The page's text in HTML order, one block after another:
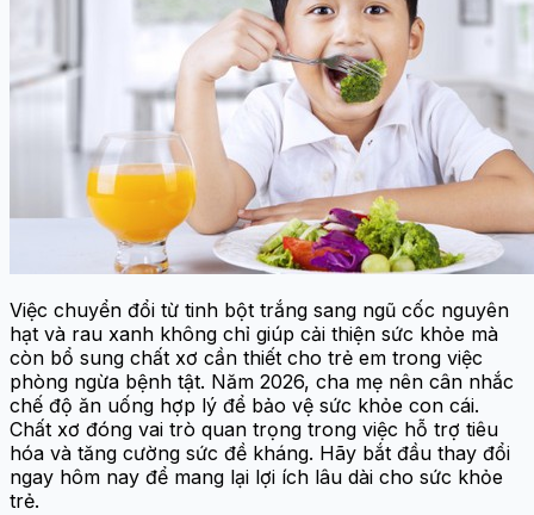
Việc chuyển đổi từ tinh bột trắng sang ngũ cốc nguyên
hạt và rau xanh không chỉ giúp cải thiện sức khỏe mà
còn bổ sung chất xơ cần thiết cho trẻ em trong việc
phòng ngừa bệnh tật. Năm 2026, cha mẹ nên cân nhắc
chế độ ăn uống hợp lý để bảo vệ sức khỏe con cái.
Chất xơ đóng vai trò quan trọng trong việc hỗ trợ tiêu
hóa và tăng cường sức đề kháng. Hãy bắt đầu thay đổi
ngay hôm nay để mang lại lợi ích lâu dài cho sức khỏe
trẻ.